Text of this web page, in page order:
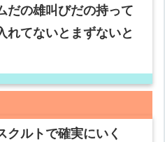
だの雄叫びだの持って
れてないとまずないと
クルトで確実にいく